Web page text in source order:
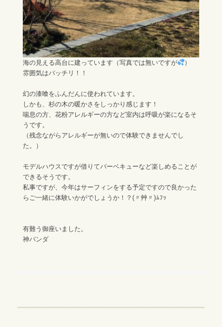
海の見える高台に建っています（写真では無いですが
）
雰囲気はバッチリ！！
幻の漆喰をふんだんに使われています。
しかも、杉の木の暖かさをしっかり感じます！
喘息の方、花粉アレルギーの方など室内は呼吸が楽になるそ
うです。
（残念ながらアレルギーが無いので体験できませんでし
た。）
モデルハウスですが借りてバーベキューなど楽しめることが
できるそうです。
私事ですが、今年はサーフィンをする予定ですので良かった
らご一緒に体験いかがでしょうか！？(〃艸〃)ﾑﾌｯ
有難う御座いました。
神パンダ